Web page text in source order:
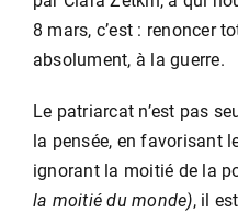
8 mars, c’est : renoncer
absolument, à la guerre.
Le patriarcat n’est pas
la pensée, en favorisant
ignorant la moitié de la
la moitié du monde), il